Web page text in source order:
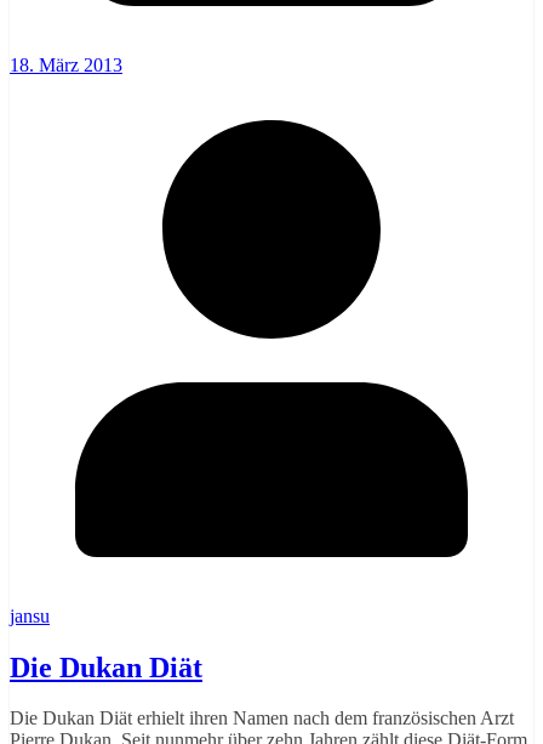
18. März 2013
jansu
Die Dukan Diät
Die Dukan Diät erhielt ihren Namen nach dem französischen Arzt